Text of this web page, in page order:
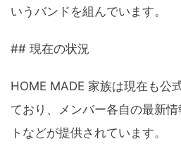
いうバンドを組んでいます。
## 現在の状況
HOME MADE 家族は現在も公
ており、メンバー各自の最新
トなどが提供されています。